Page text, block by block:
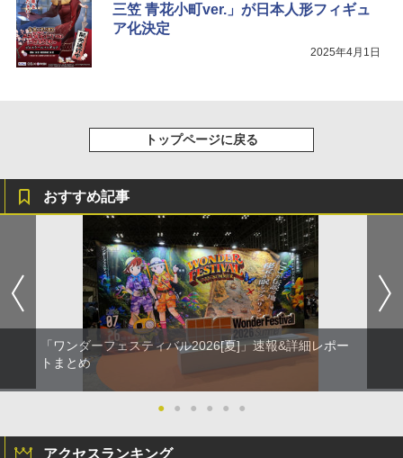
三笠 青花小町ver.」が日本人形フィギュ
ア化決定
2025年4月1日
トップページに戻る
おすすめ記事
「ワンダーフェスティバル2026[夏]」速報&詳細レポー
トまとめ
● ● ● ● ● ●
アクセスランキング